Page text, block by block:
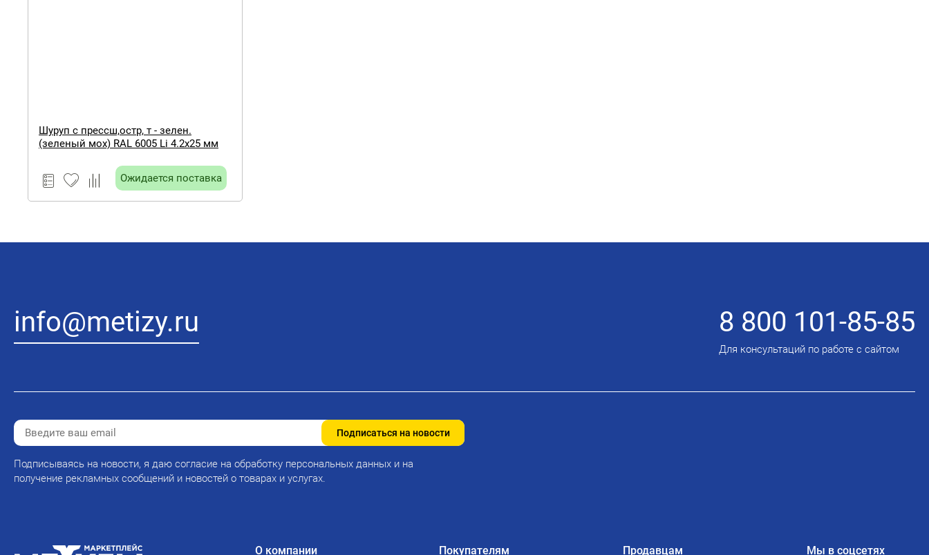
Шуруп с прессш,остр, т - зелен.
(зеленый мох) RAL 6005 Li 4.2х25 мм
Ожидается поставка
info@metizy.ru 8 800 101-85-85
Для консультаций по работе с сайтом
Подписаться на новости
Подписываясь на новости, я даю согласие на обработку персональных данных и на
получение рекламных сообщений и новостей о товарах и услугах.
О компании Покупателям Продавцам Мы в соцсетях